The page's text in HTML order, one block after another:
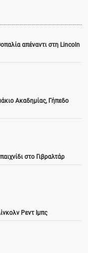
απέναντι στη Lincoln
Ακαδημίας, Γήπεδο
στο Γιβραλτάρ
Ρεντ Ιμπς